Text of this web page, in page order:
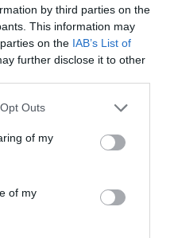
by third parties on the
This information may
on the IAB’s List of
further disclose it to other
Outs
of my
of my
Tratamiento
Alisante + Reductor 7
Intensivo
Redacción
la figura Somatoline propone
+ Reductor 7 Noches